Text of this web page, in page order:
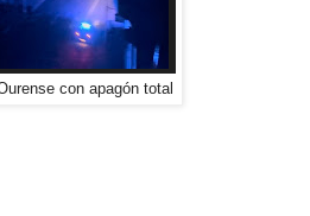
con apagón total